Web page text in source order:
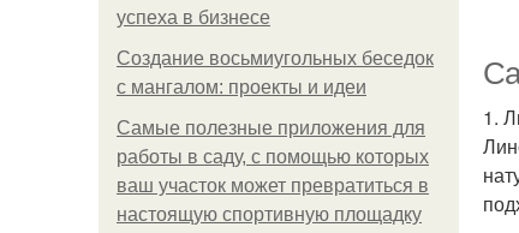
успеха в бизнесе
Создание восьмиугольных беседок
с мангалом: проекты и идеи
Самые полезные приложения для
работы в саду, с помощью которых
ваш участок может превратиться в
настоящую спортивную площадку
1.